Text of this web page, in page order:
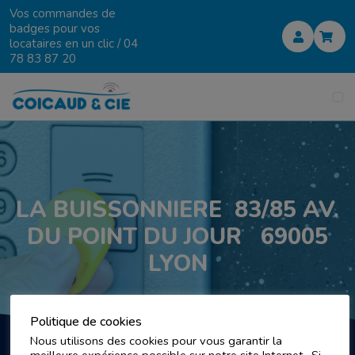
Vos commandes de
badges pour vos
locataires en un clic /04
78 83 87 20
LA BUISSONNIERE 83/85 AV.
DU POINT DU JOUR 69005
LYON
Politique de cookies
Nous utilisons des cookies pour vous garantir la